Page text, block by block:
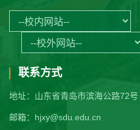
联系方式
地址：山东省青岛市滨海公路72
邮箱：hjxy@sdu.edu.cn